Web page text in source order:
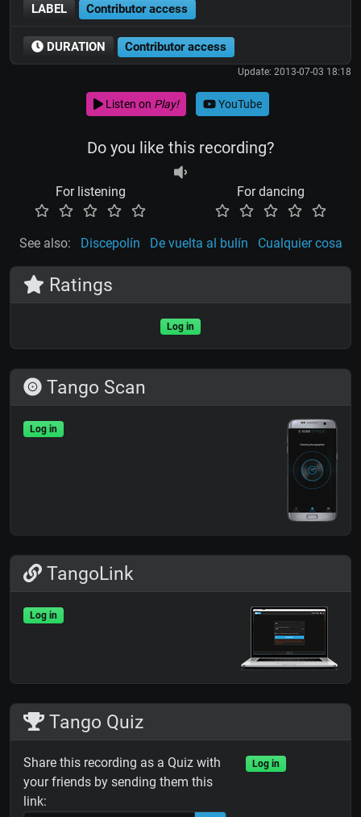
LABEL Contributor access
DURATION Contributor access
Update: 2013-07-03 18:18
Listen on Play! YouTube
Do you like this recording?
For listening For dancing
See also: Discepolín De vuelta al bulín Cualquier cosa
Ratings
Log in
Tango Scan
Log in
TangoLink
Log in
Tango Quiz
Share this recording as a Quiz with
your friends by sending them this
link:
Log in